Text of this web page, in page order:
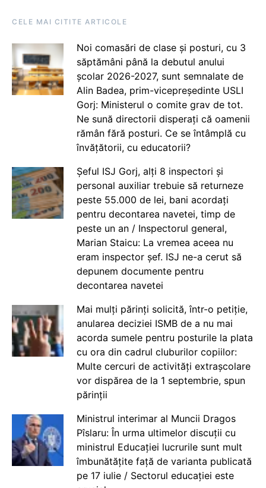
CELE MAI CITITE ARTICOLE
Noi comasări de clase și posturi, cu 3
săptămâni până la debutul anului
școlar 2026-2027, sunt semnalate de
Alin Badea, prim-vicepreședinte USLI
Gorj: Ministerul o comite grav de tot.
Ne sună directorii disperați că oamenii
rămân fără posturi. Ce se întâmplă cu
învățătorii, cu educatorii?
Șeful ISJ Gorj, alți 8 inspectori și
personal auxiliar trebuie să returneze
peste 55.000 de lei, bani acordați
pentru decontarea navetei, timp de
peste un an / Inspectorul general,
Marian Staicu: La vremea aceea nu
eram inspector șef. ISJ ne-a cerut să
depunem documente pentru
decontarea navetei
Mai mulți părinți solicită, într-o petiție,
anularea deciziei ISMB de a nu mai
acorda sumele pentru posturile la plata
cu ora din cadrul cluburilor copiilor:
Multe cercuri de activități extrașcolare
vor dispărea de la 1 septembrie, spun
părinții
Ministrul interimar al Muncii Dragos
Pîslaru: În urma ultimelor discuții cu
ministrul Educației lucrurile sunt mult
îmbunătățite față de varianta publicată
pe 17 iulie / Sectorul educației este